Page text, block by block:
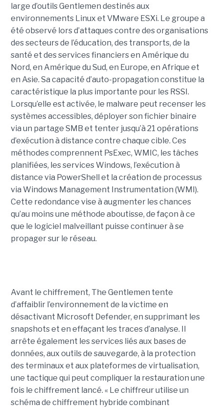
large d’outils Gentlemen destinés aux
environnements Linux et VMware ESXi. Le groupe a
été observé lors d’attaques contre des organisations
des secteurs de l’éducation, des transports, de la
santé et des services financiers en Amérique du
Nord, en Amérique du Sud, en Europe, en Afrique et
en Asie. Sa capacité d’auto-propagation constitue la
caractéristique la plus importante pour les RSSI.
Lorsqu’elle est activée, le malware peut recenser les
systèmes accessibles, déployer son fichier binaire
via un partage SMB et tenter jusqu’à 21 opérations
d’exécution à distance contre chaque cible. Ces
méthodes comprennent PsExec, WMIC, les tâches
planifiées, les services Windows, l’exécution à
distance via PowerShell et la création de processus
via Windows Management Instrumentation (WMI).
Cette redondance vise à augmenter les chances
qu’au moins une méthode aboutisse, de façon à ce
que le logiciel malveillant puisse continuer à se
propager sur le réseau.
Avant le chiffrement, The Gentlemen tente
d’affaiblir l’environnement de la victime en
désactivant Microsoft Defender, en supprimant les
snapshots et en effaçant les traces d’analyse. Il
arrête également les services liés aux bases de
données, aux outils de sauvegarde, à la protection
des terminaux et aux plateformes de virtualisation,
une tactique qui peut compliquer la restauration une
fois le chiffrement lancé. « Le chiffreur utilise un
schéma de chiffrement hybride combinant